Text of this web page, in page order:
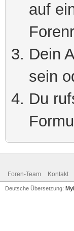
auf
Dein
sein
Du
Foren-Team Kontakt
Deutsche Übersetzung: